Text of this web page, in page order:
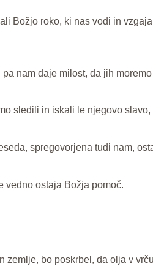
Božjo roko, ki nas vodi in
nam daje milost, da jih
sledili in iskali le njegovo
spregovorjena tudi nam,
vedno ostaja Božja pomoč.
zemlje, bo poskrbel, da olja v